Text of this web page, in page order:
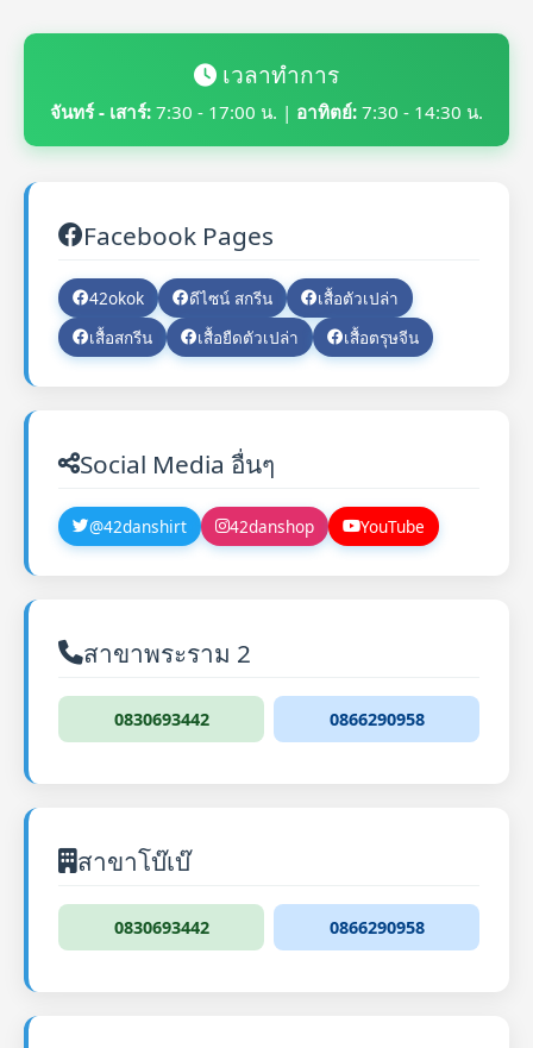
เวลาทำการ
จันทร์ - เสาร์: 7:30 - 17:00 น. | อาทิตย์: 7:30 - 14:30 น.
Facebook Pages
42okok ดีไซน์ สกรีน
เสื้อตัวเปล่า
เสื้อสกรีน
เสื้อยืดตัวเปล่า เสื้อตรุษจีน
Social Media อื่นๆ
@42danshirt 42danshop YouTube
สาขาพระราม 2
0830693442 0866290958
สาขาโบ๊เบ๊
0830693442 0866290958